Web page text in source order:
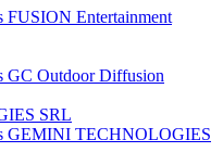
FUSION Entertainment
GC Outdoor Diffusion
SRL
GEMINI TECHNOLOGIES